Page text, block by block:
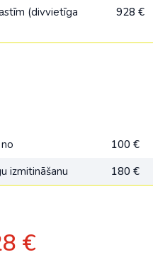
(divvietīga
928 €
100 €
izmitināšanu
180 €
€